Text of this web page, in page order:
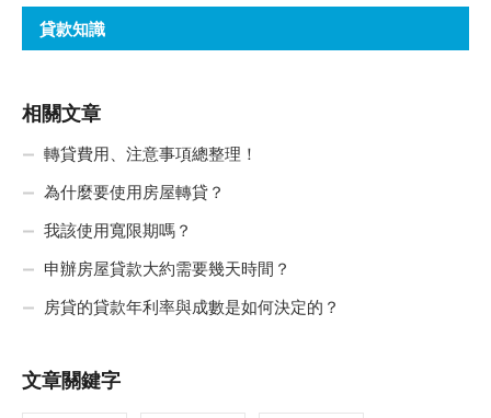
貸款知識
相關文章
轉貸費用、注意事項總整理！
為什麼要使用房屋轉貸？
我該使用寬限期嗎？
申辦房屋貸款大約需要幾天時間？
房貸的貸款年利率與成數是如何決定的？
文章關鍵字